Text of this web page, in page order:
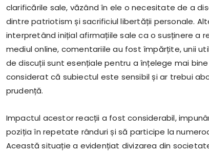
clarificările sale, văzând în ele o necesitate de a
dintre patriotism și sacrificiul libertății personale.
interpretând inițial afirmațiile sale ca o susținere a
mediul online, comentariile au fost împărțite, unii
de discuții sunt esențiale pentru a înțelege mai
considerat că subiectul este sensibil și ar trebui
prudență.
Impactul acestor reacții a fost considerabil,
poziția în repetate rânduri și să participe la
Această situație a evidențiat divizarea din